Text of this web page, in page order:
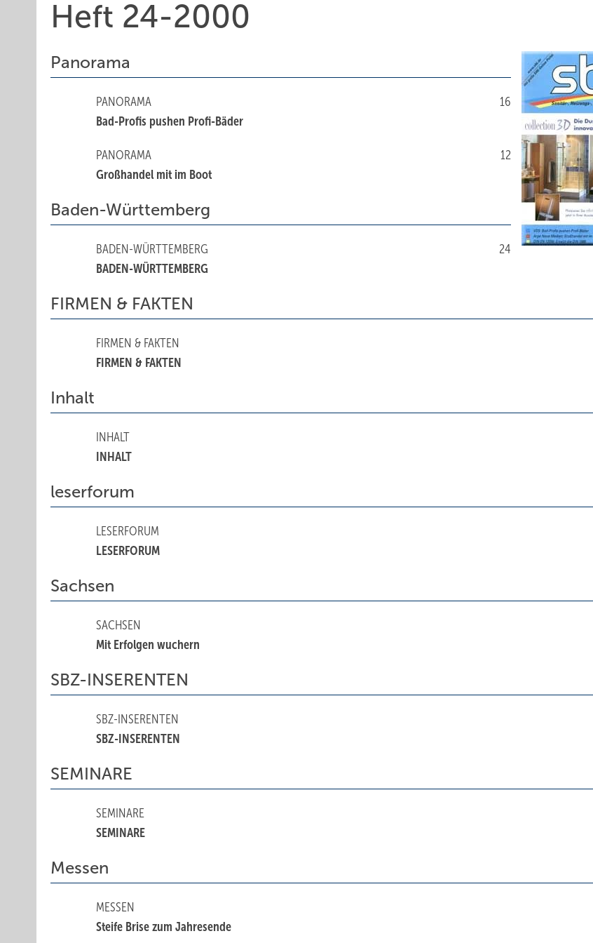
Heft 24-2000
Panorama
16
PANORAMA
Bad-Profis pushen Profi-Bäder
12
PANORAMA
Großhandel mit im Boot
Baden-Württemberg
24
BADEN-WÜRTTEMBERG
BADEN-WÜRTTEMBERG
FIRMEN & FAKTEN
FIRMEN & FAKTEN
FIRMEN & FAKTEN
Inhalt
INHALT
INHALT
leserforum
LESERFORUM
LESERFORUM
Sachsen
SACHSEN
Mit Erfolgen wuchern
SBZ-INSERENTEN
SBZ-INSERENTEN
SBZ-INSERENTEN
SEMINARE
SEMINARE
SEMINARE
Messen
MESSEN
Steife Brise zum Jahresende